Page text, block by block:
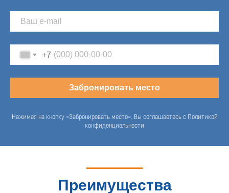
+7
Забронировать место
Нажимая на кнопку «Забронировать место», Вы соглашаетесь с Политикой
конфиденциальности
Преимущества